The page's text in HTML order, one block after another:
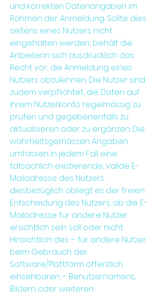
und korrekten Datenangaben im
Rahmen der Anmeldung. Sollte dies
seitens eines Nutzers nicht
eingehalten werden, behält die
Anbieterin sich ausdrücklich das
Recht vor, die Anmeldung eines
Nutzers abzulehnen. Die Nutzer sind
zudem verpflichtet, die Daten auf
ihrem Nutzerkonto regelmässig zu
prüfen und gegebenenfalls zu
aktualisieren oder zu ergänzen. Die
wahrheitsgemässen Angaben
umfassen in jedem Fall eine
tatsächlich existierende, valide E-
Mailadresse des Nutzers:
diesbezüglich obliegt es der freien
Entscheidung des Nutzers, ob die E-
Mailadresse für andere Nutzer
ersichtlich sein soll oder nicht.
Hinsichtlich des – für andere Nutzer
beim Gebrauch der
Software/Plattform öffentlich
einsehbaren – Benutzernamens,
Bildern oder weiteren